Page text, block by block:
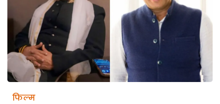
फिल्म